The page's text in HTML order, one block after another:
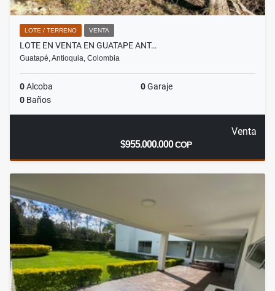
LOTE / TERRENO VENTA
LOTE EN VENTA EN GUATAPE ANT…
Guatapé, Antioquia, Colombia
0Alcoba 0Garaje
0 Baños
Venta
$955.000.000COP